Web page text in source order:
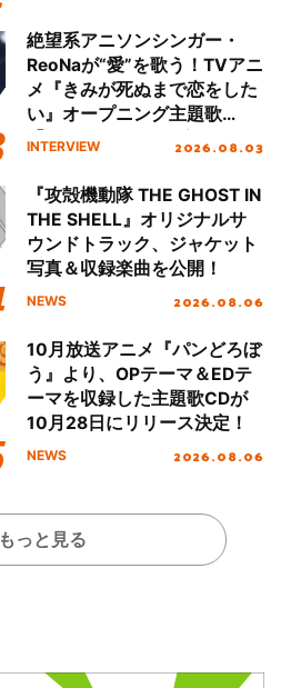
ート!!
絶望系アニソンシンガー・
ReoNaが“愛”を歌う！TVアニ
メ『きみが死ぬまで恋をした
い』オープニング主題歌
「Amore」インタビュー
INTERVIEW 2026.08.03
『攻殻機動隊 THE GHOST IN
THE SHELL』オリジナルサ
ウンドトラック、ジャケット
写真＆収録楽曲を公開！
NEWS 2026.08.06
10月放送アニメ『パンどろぼ
う』より、OPテーマ＆EDテ
ーマを収録した主題歌CDが
10月28日にリリース決定！
NEWS 2026.08.06
もっと見る